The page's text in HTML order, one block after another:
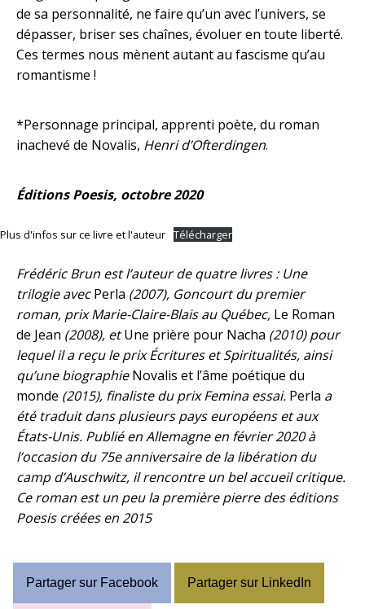
de sa personnalité, ne faire qu’un avec l’univers, se
dépasser, briser ses chaînes, évoluer en toute liberté.
Ces termes nous mènent autant au fascisme qu’au
romantisme !
*Personnage principal, apprenti poète, du roman
inachevé de Novalis, Henri d’Ofterdingen.
Éditions Poesis, octobre 2020
Plus d'infos sur ce livre et l'auteur Télécharger
Frédéric Brun est l’auteur de quatre livres : Une
trilogie avecPerla (2007), Goncourt du premier
roman, prix Marie-Claire-Blais au Québec, Le Roman
de Jean (2008), etUne prière pour Nacha (2010) pour
lequel il a reçu le prix Écritures et Spiritualités, ainsi
qu’une biographieNovalis et l’âme poétique du
monde (2015), finaliste du prix Femina essai. Perla a
été traduit dans plusieurs pays européens et aux
États-Unis. Publié en Allemagne en février 2020 à
l’occasion du 75e anniversaire de la libération du
camp d’Auschwitz, il rencontre un bel accueil critique.
Ce roman est un peu la première pierre des éditions
Poesis créées en 2015
Partager sur Facebook Partager sur LinkedIn